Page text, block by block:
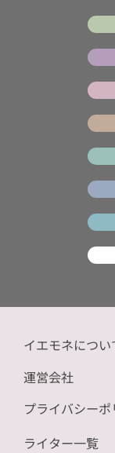
イエモネについ
運営会社
プライバシーポ
ライター一覧